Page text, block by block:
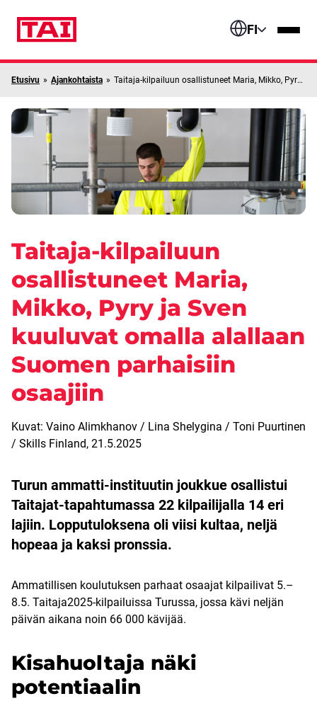
FI
Etusivu » Ajankohtaista » Taitaja-kilpailuun osallistuneet Maria, Mikko, Pyry ja Sven kuuluvat omalla alallaan Suomen parhaisiin osaajiin
Taitaja-kilpailuun
osallistuneet Maria,
Mikko, Pyry ja Sven
kuuluvat omalla alallaan
Suomen parhaisiin
osaajiin
Kuvat: Vaino Alimkhanov / Lina Shelygina / Toni Puurtinen
/ Skills Finland, 21.5.2025
Turun ammatti-instituutin joukkue osallistui
Taitajat-tapahtumassa 22 kilpailijalla 14 eri
lajiin. Lopputuloksena oli viisi kultaa, neljä
hopeaa ja kaksi pronssia.
Ammatillisen koulutuksen parhaat osaajat kilpailivat 5.–
8.5. Taitaja2025-kilpailuissa Turussa, jossa kävi neljän
päivän aikana noin 66 000 kävijää.
Kisahuoltaja näki
potentiaalin